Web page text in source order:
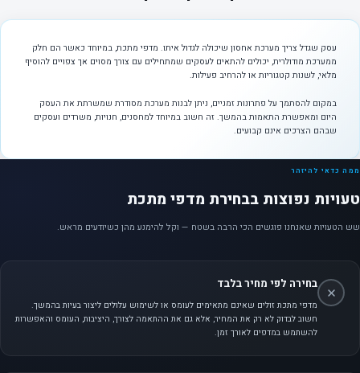
עסק שגדל צריך מערכת אחסון שיכולה לגדול איתו. מדפי מתכת, במיוחד כאשר הם חלק
ממערכת מודולרית, יכולים להתאים לעסקים שמתחילים עם צורך מסוים אך צפויים להוסיף
מלאי, לשנות קטגוריות או להרחיב פעילות.
במקום להסתמך על פתרונות זמניים, ניתן לבנות מערכת מסודרת שמשרתת את העסק
היום ומאפשרת התאמות בהמשך. זה חשוב במיוחד למחסנים, חנויות, משרדים ועסקים
שבהם הצרכים אינם קבועים.
ממה כדאי להיזהר
טעויות נפוצות בבחירת מדפי מתכת
שש הטעויות שאנחנו פוגשים הכי הרבה בשטח — וקל להימנע מהן כשיודעים מראש.
בחירה לפי מחיר בלבד
מדפי מתכת זולים שאינם מתאימים לעומס או לשימוש עלולים ליצור בעיות בהמשך.
חשוב לבדוק לא רק את המחיר, אלא גם את ההתאמה לצורך, היציבות, העומס והאפשרות
להשתמש במדפים לאורך זמן.